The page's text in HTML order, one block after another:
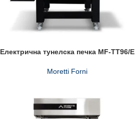
Електрична тунелска печка MF-TT96/E
Moretti Forni